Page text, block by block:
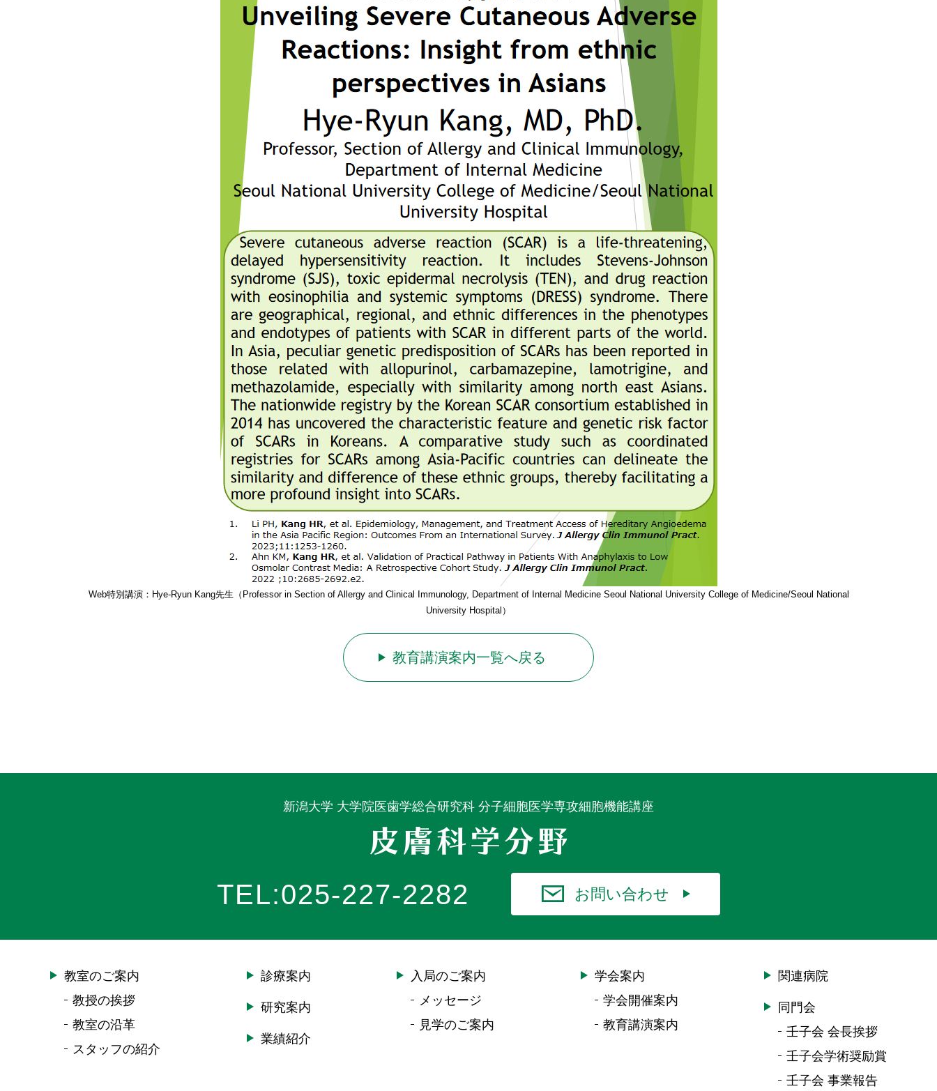
Web特別講演：Hye-Ryun Kang先生（Professor in Section of Allergy and Clinical Immunology, Department of Internal Medicine Seoul National University College of Medicine/Seoul National
University Hospital）
教育講演案内一覧へ戻る
新潟大学 大学院医歯学総合研究科 分子細胞医学専攻細胞機能講座
TEL:025-227-2282 お問い合わせ
教室のご案内
教授の挨拶
教室の沿革
スタッフの紹介
診療案内
研究案内
業績紹介
入局のご案内
メッセージ
見学のご案内
学会案内
学会開催案内
教育講演案内
関連病院
同門会
壬子会 会長挨拶
壬子会学術奨励賞
壬子会 事業報告